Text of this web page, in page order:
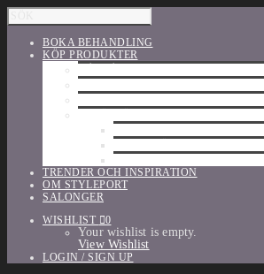
BOKA BEHANDLING
KÖP PRODUKTER
TRENDER OCH INSPIRATION
OM STYLEPORT
SALONGER
WISHLIST
0
Your wishlist is empty.
View Wishlist
LOGIN / SIGN UP